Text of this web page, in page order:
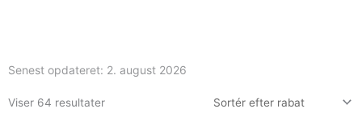
Senest opdateret: 2. august 2026
Viser 64 resultater